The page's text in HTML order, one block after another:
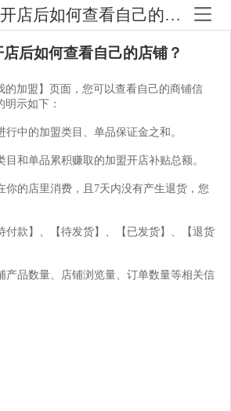
在先迈平台开店后如何查看自己的店铺？
后如何查看自己的店铺？
的加盟】页面，您可以查看自己的商铺信
示如下：
行中的加盟类目、单品保证金之和。
目和单品累积赚取的加盟开店补贴总额。
你的店里消费，且7天内没有产生退货，您
付款】、【待发货】、【已发货】、【退货
产品数量、店铺浏览量、订单数量等相关信